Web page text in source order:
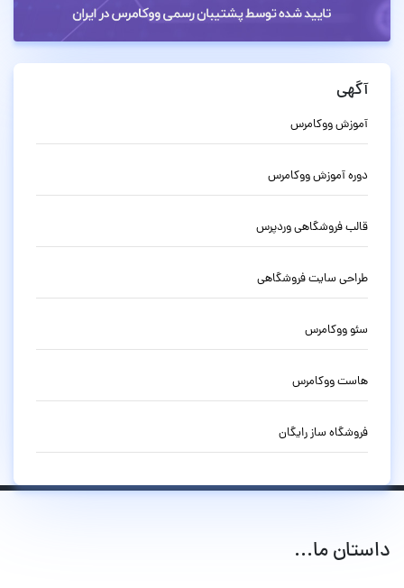
آگهی
آموزش ووکامرس
دوره آموزش ووکامرس
قالب فروشگاهی وردپرس
طراحی سایت فروشگاهی
سئو ووکامرس
هاست ووکامرس
فروشگاه ساز رایگان
داستان ما...